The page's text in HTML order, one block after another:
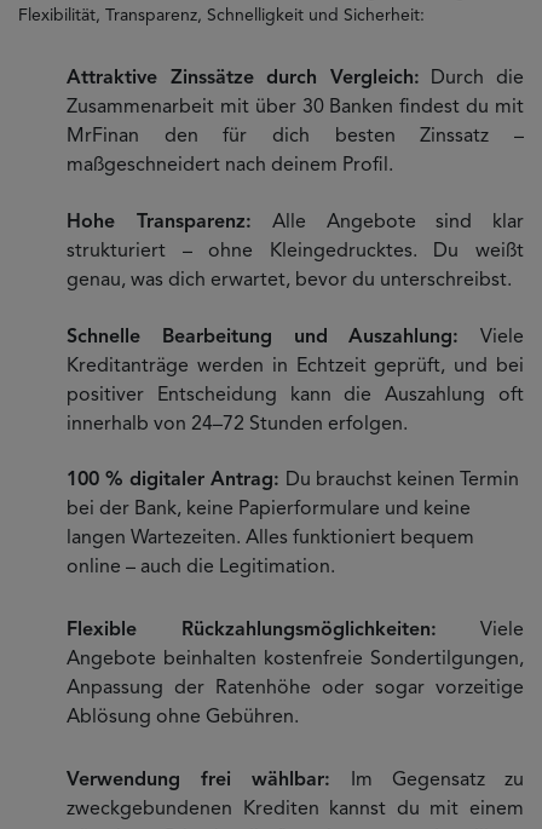
Flexibilität, Transparenz, Schnelligkeit und Sicherheit:
Attraktive Zinssätze durch Vergleich: Durch die
Zusammenarbeit mit über 30 Banken findest du mit
MrFinan den für dich besten Zinssatz –
maßgeschneidert nach deinem Profil.
Hohe Transparenz:Alle Angebote sind klar
strukturiert – ohne Kleingedrucktes. Du weißt
genau, was dich erwartet, bevor du unterschreibst.
Schnelle Bearbeitung und Auszahlung: Viele
Kreditanträge werden in Echtzeit geprüft, und bei
positiver Entscheidung kann die Auszahlung oft
innerhalb von 24–72 Stunden erfolgen.
100 % digitaler Antrag: Du brauchst keinen Termin
bei der Bank, keine Papierformulare und keine
langen Wartezeiten. Alles funktioniert bequem
online – auch die Legitimation.
Flexible Rückzahlungsmöglichkeiten: Viele
Angebote beinhalten kostenfreie Sondertilgungen,
Anpassung der Ratenhöhe oder sogar vorzeitige
Ablösung ohne Gebühren.
Verwendung frei wählbar:
Im Gegensatz zu
zweckgebundenen Krediten kannst du mit einem